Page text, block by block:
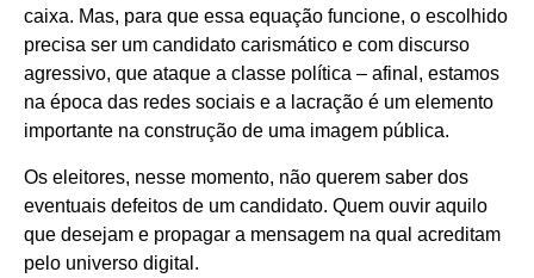
caixa. Mas, para que essa equação funcione, o escolhido
precisa ser um candidato carismático e com discurso
agressivo, que ataque a classe política – afinal, estamos
na época das redes sociais e a lacração é um elemento
importante na construção de uma imagem pública.
Os eleitores, nesse momento, não querem saber dos
eventuais defeitos de um candidato. Quem ouvir aquilo
que desejam e propagar a mensagem na qual acreditam
pelo universo digital.